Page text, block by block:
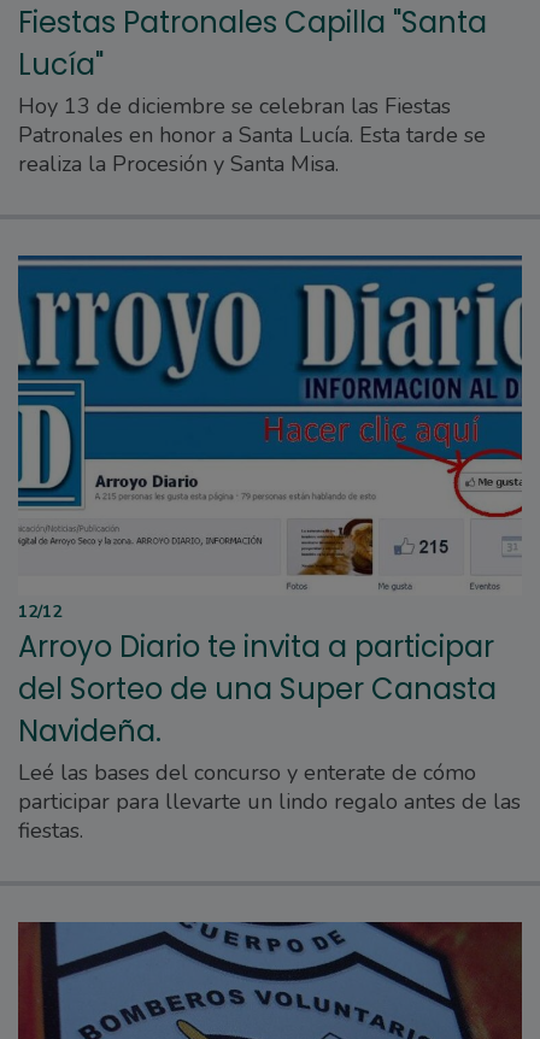
Fiestas Patronales Capilla "Santa
Lucía"
Hoy 13 de diciembre se celebran las Fiestas
Patronales en honor a Santa Lucía. Esta tarde se
realiza la Procesión y Santa Misa.
12/12
Arroyo Diario te invita a participar
del Sorteo de una Super Canasta
Navideña.
Leé las bases del concurso y enterate de cómo
participar para llevarte un lindo regalo antes de las
fiestas.